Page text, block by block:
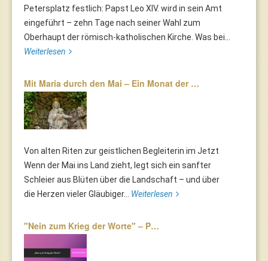
Petersplatz festlich: Papst Leo XIV. wird in sein Amt
eingeführt – zehn Tage nach seiner Wahl zum
Oberhaupt der römisch-katholischen Kirche. Was bei...
Weiterlesen
Mit Maria durch den Mai – Ein Monat der …
Von alten Riten zur geistlichen Begleiterin im Jetzt
Wenn der Mai ins Land zieht, legt sich ein sanfter
Schleier aus Blüten über die Landschaft – und über
die Herzen vieler Gläubiger... Weiterlesen
"Nein zum Krieg der Worte" – P…